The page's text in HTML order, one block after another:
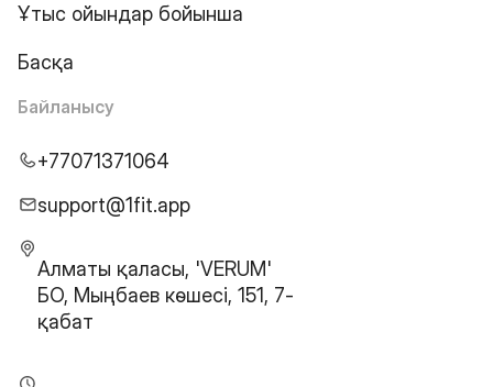
Ұтыс ойындар бойынша
Басқа
Байланысу
+77071371064
support@1fit.app
Алматы қаласы, 'VERUM'
БО, Мыңбаев көшесі, 151, 7-
қабат